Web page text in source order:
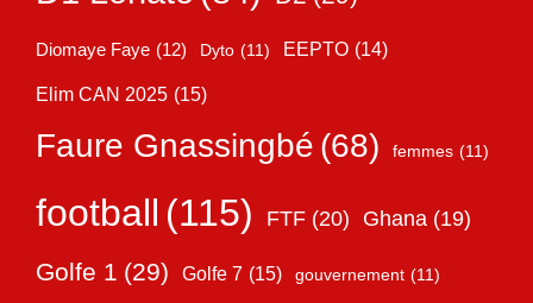
Diomaye Faye (12) Dyto (11) EEPTO (14)
Elim CAN 2025 (15)
Faure Gnassingbé (68) femmes (11)
football (115) FTF (20) Ghana (19)
Golfe 1 (29) Golfe 7 (15) gouvernement (11)